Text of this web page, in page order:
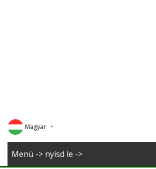
Magyar
Deutsch
Menü -> nyisd le ->